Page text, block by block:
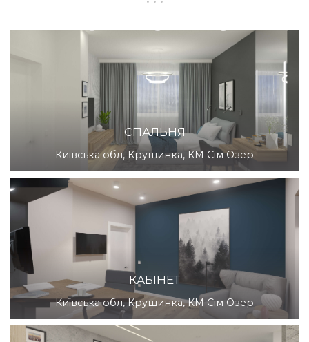
СПАЛЬНЯ
Київська обл, Крушинка, КМ Сім Озер
КАБІНЕТ
Київська обл, Крушинка, КМ Сім Озер